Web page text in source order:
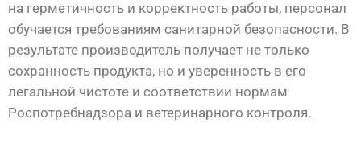
на герметичность и корректность работы, персонал
обучается требованиям санитарной безопасности. В
результате производитель получает не только
сохранность продукта, но и уверенность в его
легальной чистоте и соответствии нормам
Роспотребнадзора и ветеринарного контроля.